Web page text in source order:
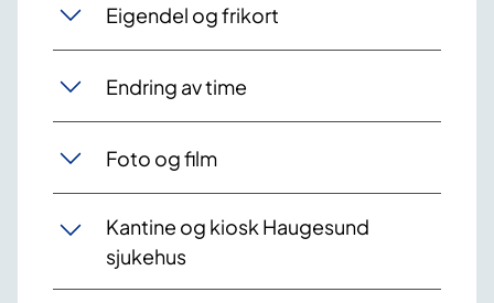
Eigendel og frikort
Endring av time
Foto og film
Kantine og kiosk Haugesund
sjukehus